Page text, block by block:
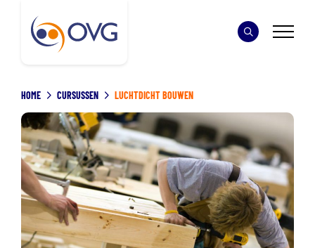
HOME CURSUSSEN LUCHTDICHT BOUWEN